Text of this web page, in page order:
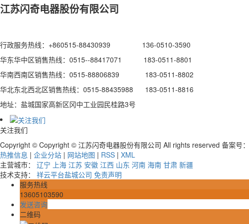
江苏闪奇电器股份有限公司
行政服务热线：+860515-88430939 136-0510-3590
华东华中区销售热线：0515--88417071 183-0511-8801
华南西南区销售热线：0515-88806839 183-0511-8802
华北东北西北区销售热线：0515-88435988 183-0511-8816
地址：盐城国家高新区冈中工业园民桂路3号
关注我们
Copyright © Copyright © 江苏闪奇电器股份有限公司 All rights reserved 备案号：
热推信息 | 企业分站 | 网站地图 | RSS | XML
主营城市： 辽宁 上海 江苏 安徽 江西 山东 河南 海南 甘肃 新疆
技术支持： 祥云平台盐城公司 免责声明
服务热线
13605103590
发送咨询
二维码